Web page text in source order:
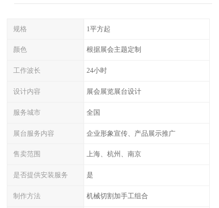
规格 1平方起
颜色 根据展会主题定制
工作波长 24小时
设计内容 展会展览展台设计
服务城市 全国
展台服务内容 企业形象宣传、产品展示推广
售卖范围 上海、杭州、南京
是否提供安装服务 是
制作方法 机械切割加手工组合